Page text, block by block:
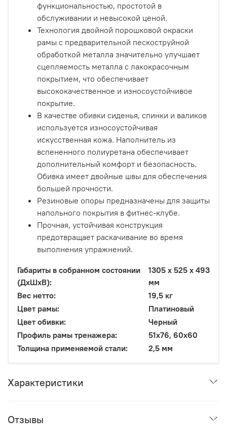
функциональностью, простотой в
обслуживании и невысокой ценой.
Технология двойной порошковой окраски
рамы с предварительной пескоструйной
обработкой металла значительно улучшает
сцепляемость металла с лакокрасочным
покрытием, что обеспечивает
высококачественное и износоустойчивое
покрытие.
В качестве обивки сиденья, спинки и валиков
используется износоустойчивая
искусственная кожа. Наполнитель из
вспененного полиуретана обеспечивает
дополнительный комфорт и безопасность.
Обивка имеет двойные швы для обеспечения
большей прочности.
Резиновые опоры предназначены для защиты
напольного покрытия в фитнес-клубе.
Прочная, устойчивая конструкция
предотвращает раскачивание во время
выполнения упражнений.
Габариты в собранном состоянии
(ДxШxВ):
1305 x 525 x 493
мм
Вес нетто:
19,5 кг
Цвет рамы:
Платиновый
Цвет обивки:
Черный
Профиль рамы тренажера:
51х76, 60х60
Толщина применяемой стали:
2,5 мм
Характеристики
Отзывы